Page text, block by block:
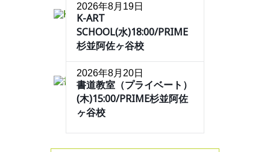
2026年8月19日
K-ART
SCHOOL(水)18:00/PRIME
杉並阿佐ヶ谷校
2026年8月20日
書道教室（プライベート）
(木)15:00/PRIME杉並阿佐
ヶ谷校